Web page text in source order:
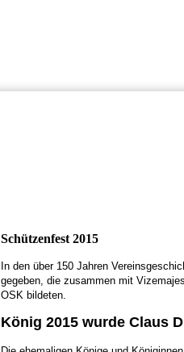
Schützenfest 2015
In den über 150 Jahren
gegeben, die zusammen mit
OSK bildeten.
König 2015 wurde Claus